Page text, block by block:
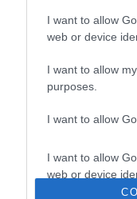
I want to allow
web or device
I want to allow
purposes.
I want to allow
I want to allow
web or device